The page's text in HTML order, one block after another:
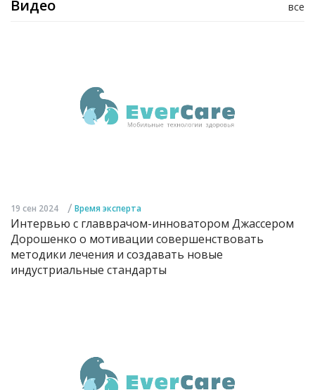
все
Видео
19 сен 2024 / Время эксперта
Интервью с главврачом-инноватором Джассером
Дорошенко о мотивации совершенствовать
методики лечения и создавать новые
индустриальные стандарты